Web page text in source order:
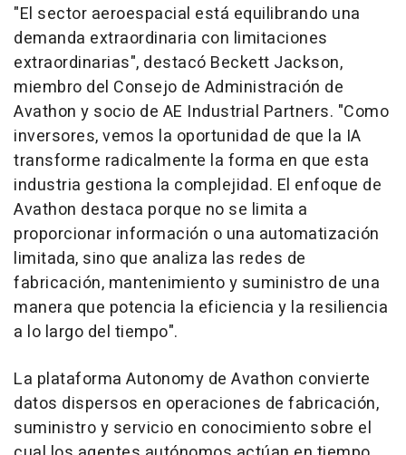
"El sector aeroespacial está equilibrando una
demanda extraordinaria con limitaciones
extraordinarias", destacó Beckett Jackson,
miembro del Consejo de Administración de
Avathon y socio de AE Industrial Partners. "Como
inversores, vemos la oportunidad de que la IA
transforme radicalmente la forma en que esta
industria gestiona la complejidad. El enfoque de
Avathon destaca porque no se limita a
proporcionar información o una automatización
limitada, sino que analiza las redes de
fabricación, mantenimiento y suministro de una
manera que potencia la eficiencia y la resiliencia
a lo largo del tiempo".
La plataforma Autonomy de Avathon convierte
datos dispersos en operaciones de fabricación,
suministro y servicio en conocimiento sobre el